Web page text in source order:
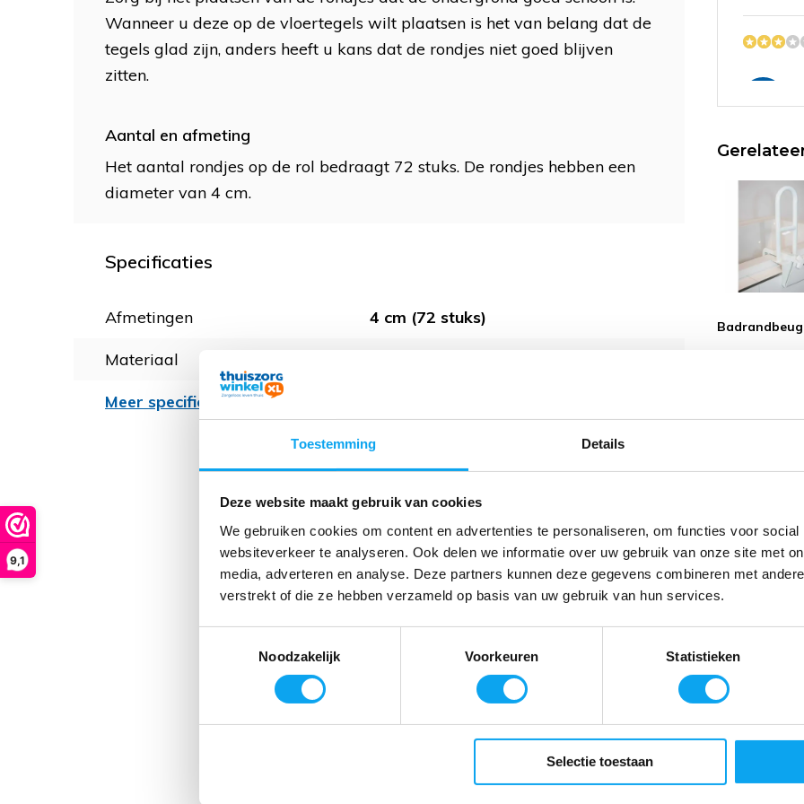
Toestemming Details
Deze website maakt gebruik van cookies
We gebruiken cookies om content en advertenties te personaliseren, om functies voor
websiteverkeer te analyseren. Ook delen we informatie over uw gebruik van onze site met
media, adverteren en analyse. Deze partners kunnen deze gegevens combineren met
verstrekt of die ze hebben verzameld op basis van uw gebruik van hun services.
Noodzakelijk
Voorkeuren Statistieken
Selectie toestaan
9,1
Wanneer u deze op de vloertegels wilt plaatsen is het van belang dat de
tegels glad zijn, anders heeft u kans dat de rondjes niet goed blijven
zitten.
Aantal en afmeting
Het aantal rondjes op de rol bedraagt 72 stuks. De rondjes hebben een
diameter van 4 cm.
Specificaties
Afmetingen 4 cm (72 stuks)
Materiaal
Meer specificaties
Douchemat
54 cm
verzonden